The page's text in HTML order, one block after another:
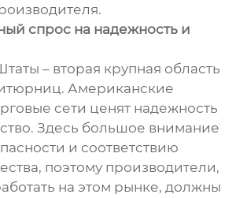
спрос на надежность и
– вторая крупная область
Американские
сети ценят надежность
Здесь большое внимание
и соответствию
поэтому производители,
на этом рынке, должны